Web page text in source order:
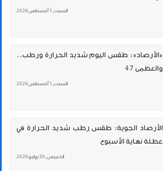
السبت , 1 أغسطس 2026
«الأرصاد»: طقس اليوم شديد الحرارة ورطب..
والعظمى 47
السبت , 1 أغسطس 2026
الأرصاد الجوية: طقس رطب شديد الحرارة في
عطلة نهاية الأسبوع
الخميس , 30 يوليو 2026